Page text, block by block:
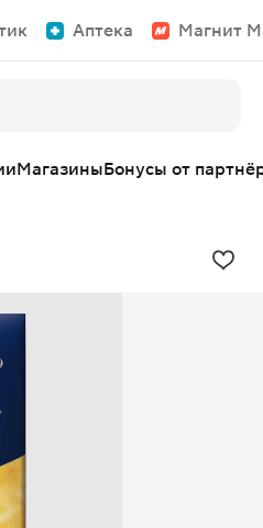
Аптека Магнит
МагазиныБонусы от